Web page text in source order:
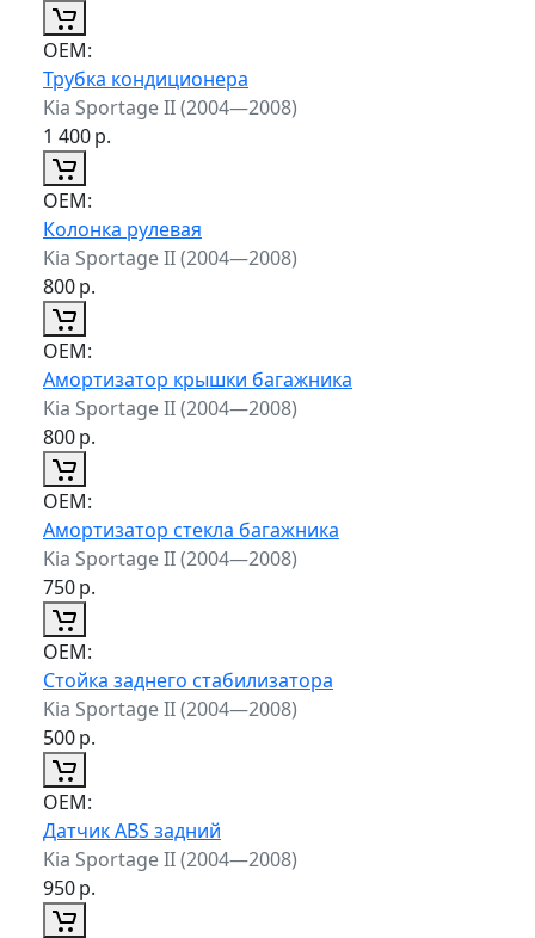
ОЕМ:
Трубка кондиционера
Kia Sportage II (2004—2008)
1 400р.
ОЕМ:
Колонка рулевая
Kia Sportage II (2004—2008)
800р.
ОЕМ:
Амортизатор крышки багажника
Kia Sportage II (2004—2008)
800р.
ОЕМ:
Амортизатор стекла багажника
Kia Sportage II (2004—2008)
750р.
ОЕМ:
Стойка заднего стабилизатора
Kia Sportage II (2004—2008)
500р.
ОЕМ:
Датчик ABS задний
Kia Sportage II (2004—2008)
950р.